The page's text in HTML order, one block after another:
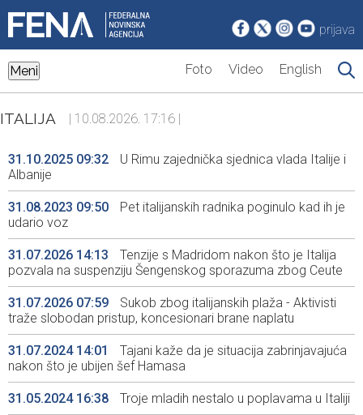
prijava
Meni Foto Video English
ITALIJA | 10.08.2026. 17:16 |
31.10.2025 09:32
U Rimu zajednička sjednica vlada Italije i
Albanije
31.08.2023 09:50
Pet italijanskih radnika poginulo kad ih je
udario voz
31.07.2026 14:13
Tenzije s Madridom nakon što je Italija
pozvala na suspenziju Šengenskog sporazuma zbog Ceute
31.07.2026 07:59
Sukob zbog italijanskih plaža - Aktivisti
traže slobodan pristup, koncesionari brane naplatu
31.07.2024 14:01
Tajani kaže da je situacija zabrinjavajuća
nakon što je ubijen šef Hamasa
31.05.2024 16:38 Troje mladih nestalo u poplavama u Italiji